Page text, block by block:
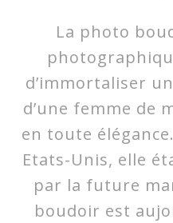
La photo
d’immortaliser
d’une femme de
en toute
Etats-Unis, elle
par la future
boudoir est